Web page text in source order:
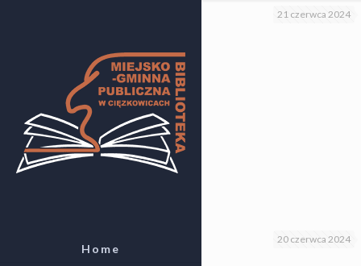
Home
21 czerwca 2024
20 czerwca 2024